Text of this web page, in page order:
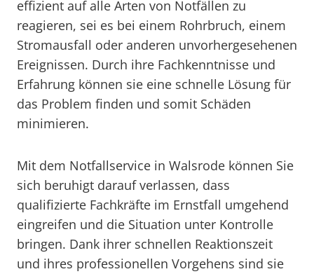
effizient auf alle Arten von Notfällen zu
reagieren, sei es bei einem Rohrbruch, einem
Stromausfall oder anderen unvorhergesehenen
Ereignissen. Durch ihre Fachkenntnisse und
Erfahrung können sie eine schnelle Lösung für
das Problem finden und somit Schäden
minimieren.
Mit dem Notfallservice in Walsrode können Sie
sich beruhigt darauf verlassen, dass
qualifizierte Fachkräfte im Ernstfall umgehend
eingreifen und die Situation unter Kontrolle
bringen. Dank ihrer schnellen Reaktionszeit
und ihres professionellen Vorgehens sind sie